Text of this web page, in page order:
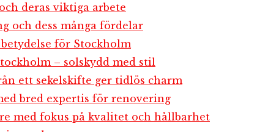
deras viktiga arbete
och dess många fördelar
för Stockholm
– solskydd med stil
ett sekelskifte ger tidlös charm
bred expertis för renovering
med fokus på kvalitet och hållbarhet